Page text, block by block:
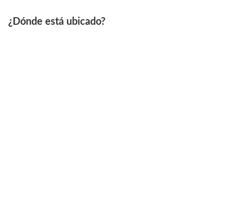
¿Dónde está ubicado?